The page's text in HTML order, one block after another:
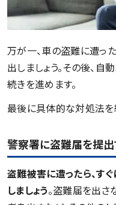
万が一、車の盗難に遭っ
出しましょう。その後、
続きを進めます。
最後に具体的な対処法を
警察署に盗難届を提出
盗難被害に遭ったら、す
しましょう。盗難届を出さ